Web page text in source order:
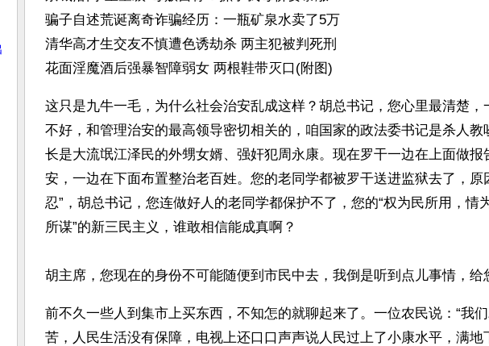
骗子自述荒诞离奇诈骗经历：一瓶矿泉水卖了5万
清华高才生交友不慎遭色诱劫杀 两主犯被判死刑
花面淫魔酒后强暴智障弱女 两根鞋带灭口(附图)
这只是九牛一毛，为什么社会治安乱成这样？胡总书记，您心里最清楚，
不好，和管理治安的最高领导密切相关的，咱国家的政法委书记是杀人教
长是大流氓江泽民的外甥女婿、强奸犯周永康。现在罗干一边在上面做报
安，一边在下面布置整治老百姓。您的老同学都被罗干送进监狱去了，原
忍”，胡总书记，您连做好人的老同学都保护不了，您的“权为民所用，情
所谋”的新三民主义，谁敢相信能成真啊？
胡主席，您现在的身份不可能随便到市民中去，我倒是听到点儿事情，给
前不久一些人到集市上买东西，不知怎的就聊起来了。一位农民说：“我
苦，人民生活没有保障，电视上还口口声声说人民过上了小康水平，满地